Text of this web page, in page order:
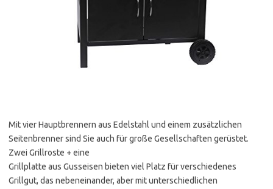
Mit vier Hauptbrennern aus Edelstahl und einem zusätzlichen
Seitenbrenner sind Sie auch für große Gesellschaften gerüstet.
Zwei Grillroste + eine
Grillplatte aus Gusseisen bieten viel Platz für verschiedenes
Grillgut, das nebeneinander, aber mit unterschiedlichen